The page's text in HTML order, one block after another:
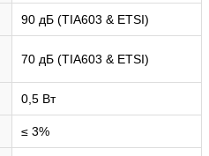
90 дБ (TIA603 & ETSI)
70 дБ (TIA603 & ETSI)
0,5 Вт
≤ 3%